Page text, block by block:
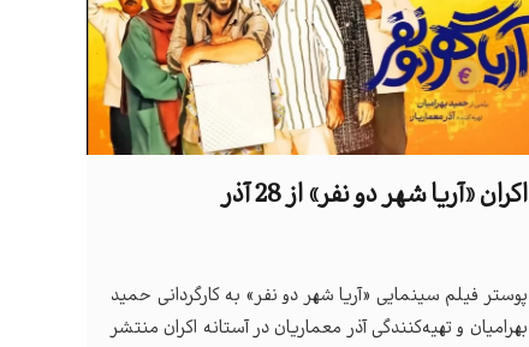
اکران «آریا شهر دو نفر» از 28 آذر
پوستر فیلم سینمایی «آریا شهر دو نفر» به کارگردانی حمید
بهرامیان و تهیه‌کنندگی آذر معماریان در آستانه اکران منتشر